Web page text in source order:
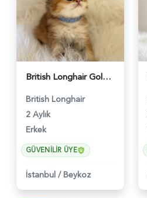
British Longhair Golden Erkek Yavrumuz - 5910
British Longhair
2 Aylık
Erkek
GÜVENILIR ÜYE
İstanbul / Beykoz